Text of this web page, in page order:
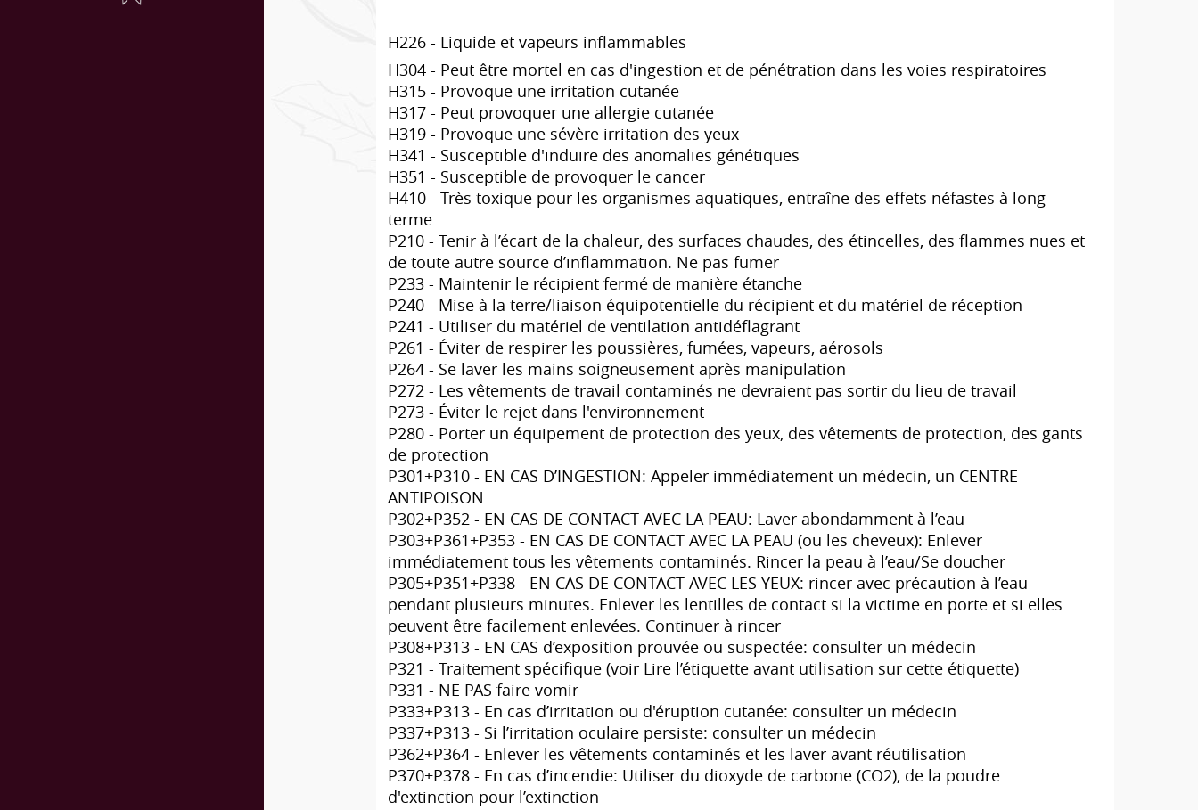
H226 - Liquide et vapeurs inflammables
H304 - Peut être mortel en cas d'ingestion et de pénétration dans les voies respiratoires
H315 - Provoque une irritation cutanée
H317 - Peut provoquer une allergie cutanée
H319 - Provoque une sévère irritation des yeux
H341 - Susceptible d'induire des anomalies génétiques
H351 - Susceptible de provoquer le cancer
H410 - Très toxique pour les organismes aquatiques, entraîne des effets néfastes à long
terme
P210 - Tenir à l’écart de la chaleur, des surfaces chaudes, des étincelles, des flammes nues et
de toute autre source d’inflammation. Ne pas fumer
P233 - Maintenir le récipient fermé de manière étanche
P240 - Mise à la terre/liaison équipotentielle du récipient et du matériel de réception
P241 - Utiliser du matériel de ventilation antidéflagrant
P261 - Éviter de respirer les poussières, fumées, vapeurs, aérosols
P264 - Se laver les mains soigneusement après manipulation
P272 - Les vêtements de travail contaminés ne devraient pas sortir du lieu de travail
P273 - Éviter le rejet dans l'environnement
P280 - Porter un équipement de protection des yeux, des vêtements de protection, des gants
de protection
P301+P310 - EN CAS D’INGESTION: Appeler immédiatement un médecin, un CENTRE
ANTIPOISON
P302+P352 - EN CAS DE CONTACT AVEC LA PEAU: Laver abondamment à l’eau
P303+P361+P353 - EN CAS DE CONTACT AVEC LA PEAU (ou les cheveux): Enlever
immédiatement tous les vêtements contaminés. Rincer la peau à l’eau/Se doucher
P305+P351+P338 - EN CAS DE CONTACT AVEC LES YEUX: rincer avec précaution à l’eau
pendant plusieurs minutes. Enlever les lentilles de contact si la victime en porte et si elles
peuvent être facilement enlevées. Continuer à rincer
P308+P313 - EN CAS d’exposition prouvée ou suspectée: consulter un médecin
P321 - Traitement spécifique (voir Lire l’étiquette avant utilisation sur cette étiquette)
P331 - NE PAS faire vomir
P333+P313 - En cas d’irritation ou d'éruption cutanée: consulter un médecin
P337+P313 - Si l’irritation oculaire persiste: consulter un médecin
P362+P364 - Enlever les vêtements contaminés et les laver avant réutilisation
P370+P378 - En cas d’incendie: Utiliser du dioxyde de carbone (CO2), de la poudre
d'extinction pour l’extinction